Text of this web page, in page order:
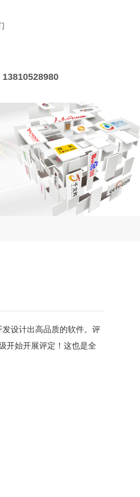
13810528980
设计出高品质的软件。评
开始开展评定！这也是全